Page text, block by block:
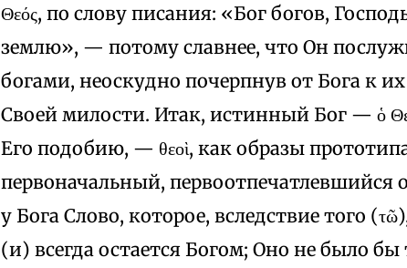
Θεός, по слову писания: «Бог богов,
землю», — потому славнее, что Он
богами, неоскудно почерпнув от Бога к
Своей милости. Итак, истинный Бог — ὁ
Его подобию, — θεοὶ, как образы
первоначальный, первоотпечатлевшийся
у Бога Слово, которое, вследствие того
(и) всегда остается Богом; Оно не было